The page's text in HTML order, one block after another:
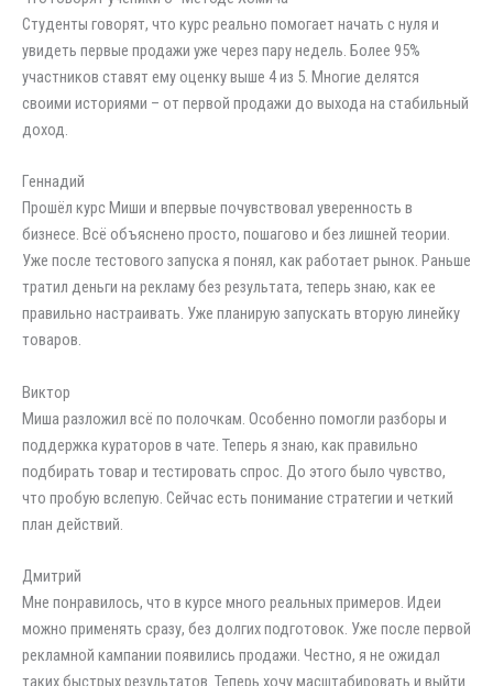
Студенты говорят, что курс реально помогает начать с нуля и
увидеть первые продажи уже через пару недель. Более 95%
участников ставят ему оценку выше 4 из 5. Многие делятся
своими историями – от первой продажи до выхода на стабильный
доход.
Геннадий
Прошёл курс Миши и впервые почувствовал уверенность в
бизнесе. Всё объяснено просто, пошагово и без лишней теории.
Уже после тестового запуска я понял, как работает рынок. Раньше
тратил деньги на рекламу без результата, теперь знаю, как ее
правильно настраивать. Уже планирую запускать вторую линейку
товаров.
Виктор
Миша разложил всё по полочкам. Особенно помогли разборы и
поддержка кураторов в чате. Теперь я знаю, как правильно
подбирать товар и тестировать спрос. До этого было чувство,
что пробую вслепую. Сейчас есть понимание стратегии и четкий
план действий.
Дмитрий
Мне понравилось, что в курсе много реальных примеров. Идеи
можно применять сразу, без долгих подготовок. Уже после первой
рекламной кампании появились продажи. Честно, я не ожидал
таких быстрых результатов. Теперь хочу масштабировать и выйти